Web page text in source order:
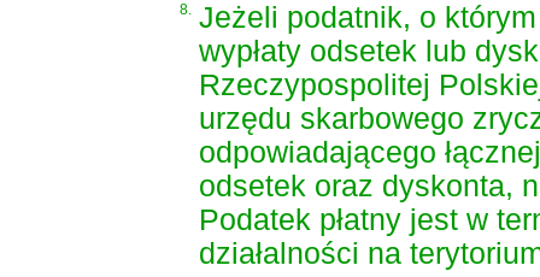
8. Jeżeli podatnik, o
wypłaty odsetek lub
Rzeczypospolitej
urzędu skarbowego
odpowiadającego
odsetek oraz dyskonta,
Podatek płatny jest w
działalności na